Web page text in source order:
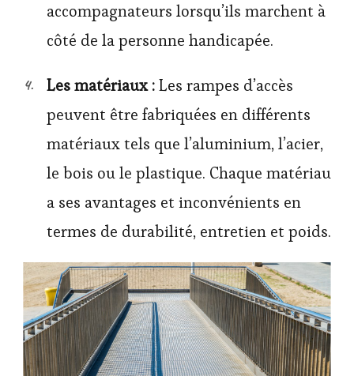
accompagnateurs lorsqu’ils marchent à
côté de la personne handicapée.
Les matériaux :Les rampes d’accès
peuvent être fabriquées en différents
matériaux tels que l’aluminium, l’acier,
le bois ou le plastique. Chaque matériau
a ses avantages et inconvénients en
termes de durabilité, entretien et poids.